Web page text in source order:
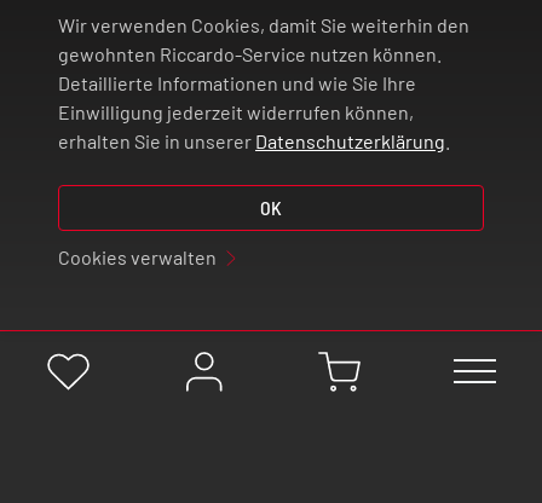
Wir verwenden Cookies, damit Sie weiterhin den
gewohnten Riccardo-Service nutzen können.
Detaillierte Informationen und wie Sie Ihre
Einwilligung jederzeit widerrufen können,
erhalten Sie in unserer Datenschutzerklärung
OK
Cookies verwalten
ZAHLUNG UND VERSAND
VERTRAG WIDERRUFEN
© 2026 | Riccardo Onlinestore GmbH